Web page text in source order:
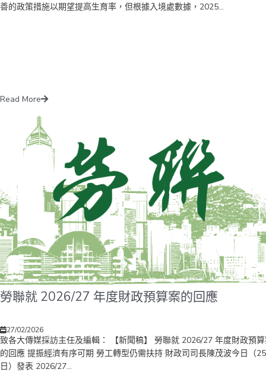
善的政策措施以期望提高生育率，但根據入境處數據，2025...
Read More
勞聯就 2026/27 年度財政預算案的回應
27/02/2026
致各大傳媒採訪主任及編輯： 【新聞稿】 勞聯就 2026/27 年度財政預
的回應 提振經濟有序可期 勞工轉型仍需扶持 財政司司長陳茂波今日（25
日）發表 2026/27...